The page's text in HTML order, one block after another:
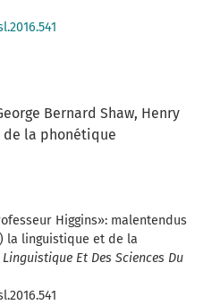
Bernard Shaw, Henry
de la phonétique
Higgins»: malentendus
la linguistique et de la
Linguistique Et Des Sciences Du